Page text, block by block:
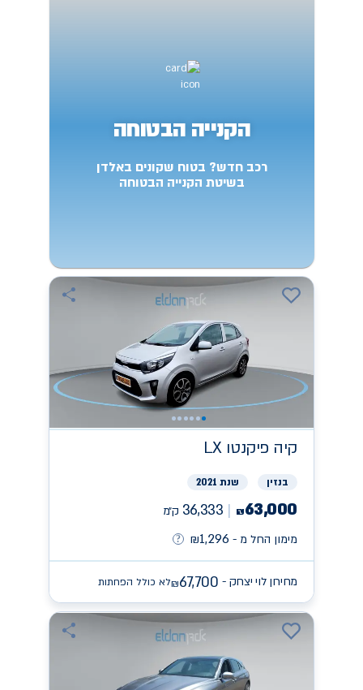
הקנייה הבטוחה
רכב חדש? בטוח שקונים באלדן
בשיטת הקנייה הבטוחה
קיה פיקנטו LX
בנזין שנת 2021
₪63,000
36,333 ק״מ
מימון החל מ -
₪1,296
מחירון לוי יצחק - ₪67,700 לא כולל הפחתות